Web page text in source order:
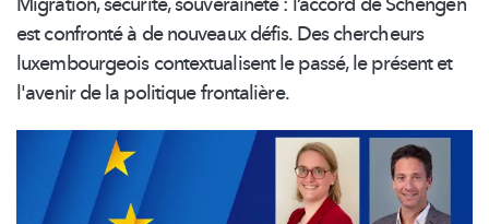
est confronté à de nouveaux défis. Des chercheurs
luxembourgeois contextualisentle passé, le présent et
l'avenir de la politique frontalière.